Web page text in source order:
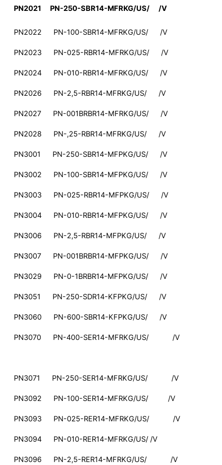
PN2021 PN-250-SBR14-MFRKG/US/ /V
PN2022 PN-100-SBR14-MFRKG/US/ /V
PN2023 PN-025-RBR14-MFRKG/US/ /V
PN2024 PN-010-RBR14-MFRKG/US/ /V
PN2026 PN-2,5-RBR14-MFRKG/US/ /V
PN2027 PN-001BRBR14-MFRKG/US/ /V
PN2028 PN-,25-RBR14-MFRKG/US/ /V
PN3001 PN-250-SBR14-MFPKG/US/ /V
PN3002 PN-100-SBR14-MFPKG/US/ /V
PN3003 PN-025-RBR14-MFPKG/US/ /V
PN3004 PN-010-RBR14-MFPKG/US/ /V
PN3006 PN-2,5-RBR14-MFPKG/US/ /V
PN3007 PN-001BRBR14-MFPKG/US/ /V
PN3029 PN-0-1BRBR14-MFPKG/US/ /V
PN3051 PN-250-SDR14-KFPKG/US/ /V
PN3060 PN-600-SBR14-KFPKG/US/ /V
PN3070 PN-400-SER14-MFRKG/US/ /V
PN3071 PN-250-SER14-MFRKG/US/ /V
PN3092 PN-100-SER14-MFRKG/US/ /V
PN3093 PN-025-RER14-MFRKG/US/ /V
PN3094 PN-010-RER14-MFRKG/US/ /V
PN3096 PN-2,5-RER14-MFRKG/US/ /V